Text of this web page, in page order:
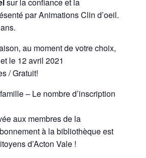
par Animations Clin d’oeil.
au moment de votre choix,
le 12 avril 2021
/ Gratuit!
– Le nombre d’inscription
aux membres de la
à la bibliothèque est
d’Acton Vale !